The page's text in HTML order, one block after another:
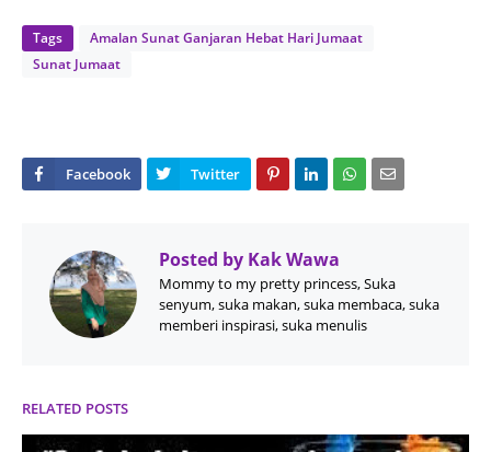
Tags
Amalan Sunat Ganjaran Hebat Hari Jumaat
Sunat Jumaat
Posted by Kak Wawa
Mommy to my pretty princess, Suka
senyum, suka makan, suka membaca, suka
memberi inspirasi, suka menulis
RELATED POSTS